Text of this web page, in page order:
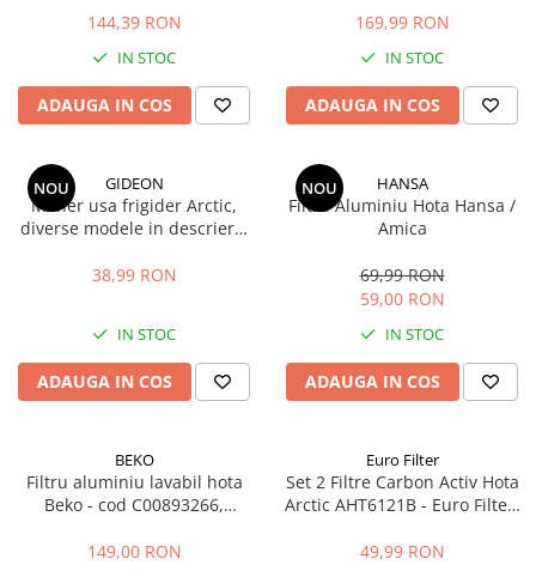
144,39 RON
IN STOC
ADAUGA IN COS
DBK386WD, DBK3862WD,
5cm x 58cm
169,99 RON
IN STOC
ADAUGA IN COS
NOU GIDEON
Maner usa frigider Arctic,
diverse modele in descriere,
38,99 RON
IN STOC
ADAUGA IN COS
NOU HANSA
Filtru Aluminiu Hota Hansa /
Amica
69,99 RON
59,00 RON
IN STOC
ADAUGA IN COS
BEKO
Filtru aluminiu lavabil hota
Beko - cod C00893266,
149,00 RON
Euro Filter
Set 2 Filtre Carbon Activ Hota
Arctic AHT6121B - Euro Filter,
49,99 RON